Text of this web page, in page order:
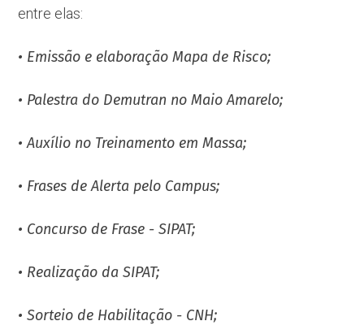
entre elas:
• Emissão e elaboração Mapa de Risco;
• Palestra do Demutran no Maio Amarelo;
• Auxílio no Treinamento em Massa;
• Frases de Alerta pelo Campus;
• Concurso de Frase - SIPAT;
• Realização da SIPAT;
• Sorteio de Habilitação - CNH;